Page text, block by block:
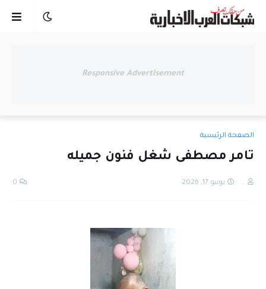
Responsive Advertisement
الصفحة الرئيسية
تامر مصطفى شغل فنون جميله
... يونيو 17, 2026 0